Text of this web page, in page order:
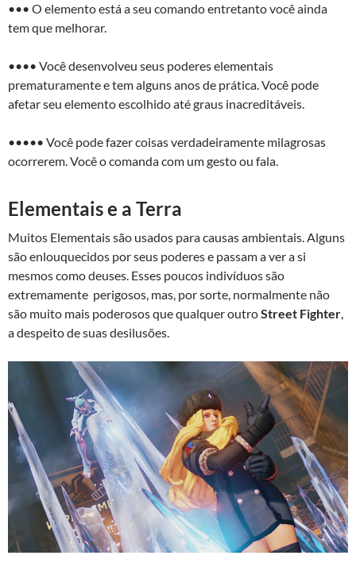
••• O elemento está a seu comando entretanto você ainda
tem que melhorar.
•••• Você desenvolveu seus poderes elementais
prematuramente e tem alguns anos de prática. Você pode
afetar seu elemento escolhido até graus inacreditáveis.
••••• Você pode fazer coisas verdadeiramente milagrosas
ocorrerem. Você o comanda com um gesto ou fala.
Elementais e a Terra
Muitos Elementais são usados para causas ambientais. Alguns
são enlouquecidos por seus poderes e passam a ver a si
mesmos como deuses. Esses poucos indivíduos são
extremamente perigosos, mas, por sorte, normalmente não
são muito mais poderosos que qualquer outroStreet Fighter,
a despeito de suas desilusões.